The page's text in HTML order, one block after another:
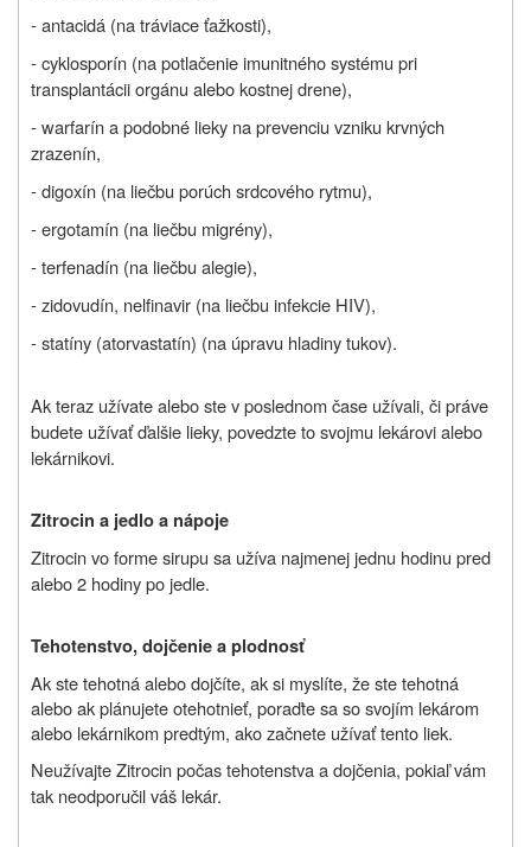
- antacidá (na tráviace ťažkosti),
- cyklosporín (na potlačenie imunitného systému pri
transplantácii orgánu alebo kostnej drene),
- warfarín a podobné lieky na prevenciu vzniku krvných
zrazenín,
- digoxín (na liečbu porúch srdcového rytmu),
- ergotamín (na liečbu migrény),
- terfenadín (na liečbu alegie),
- zidovudín, nelfinavir (na liečbu infekcie HIV),
- statíny (atorvastatín) (na úpravu hladiny tukov).
Ak teraz užívate alebo ste v poslednom čase užívali, či práve
budete užívať ďalšie lieky, povedzte to svojmu lekárovi alebo
lekárnikovi.
Zitrocin a jedlo a nápoje
Zitrocin vo forme sirupu sa užíva najmenej jednu hodinu pred
alebo 2 hodiny po jedle.
Tehotenstvo, dojčenie a plodnosť
Ak ste tehotná alebo dojčíte, ak si myslíte, že ste tehotná
alebo ak plánujete otehotnieť, poraďte sa so svojím lekárom
alebo lekárnikom predtým, ako začnete užívať tento liek.
Neužívajte Zitrocin počas tehotenstva a dojčenia, pokiaľ vám
tak neodporučil váš lekár.